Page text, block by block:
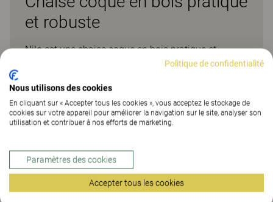
et robuste
Nilo est une chaise coque en bois pratique et
robuste qui se décline dans plusieurs variantes
forme simple, elle se fond dans un large éventail
d’espaces et se révèle idéale, par exemple, pour les
salles de restaurant, les cafés, ou encore les simples
certifié FSC®, garantissant une exploitation
forestière responsable qui respecte l’environnement
et ses habitants. Elle a également reçu le label
Möbelfakta, ce qui garantit que les matériaux
Politique de confidentialité
Nous utilisons des cookies
En cliquant sur « Accepter tous les cookies », vous acceptez le stockage de
cookies sur votre appareil pour améliorer la navigation sur le site, analyser son
utilisation et contribuer à nos efforts de marketing.
Paramètres des cookies
Accepter tous les cookies